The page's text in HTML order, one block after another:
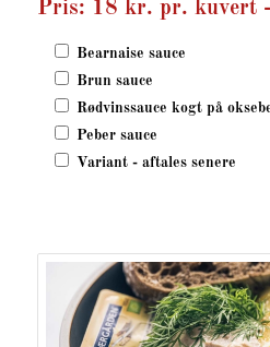
Pris: 18 kr. pr. kuvert
Bearnaise sauce
Brun sauce
Rødvinssauce kogt på
Peber sauce
Variant - aftales senere